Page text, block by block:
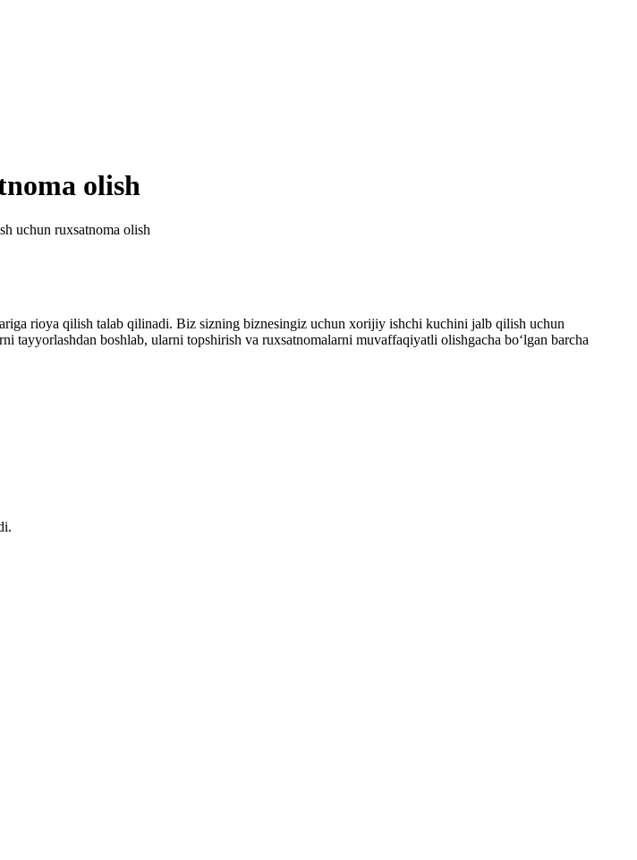
olish
uchun ruxsatnoma olish
rioya qilish talab qilinadi. Biz sizning biznesingiz uchun xorijiy ishchi kuchini jalb qilish uchun
boshlab, ularni topshirish va ruxsatnomalarni muvaffaqiyatli olishgacha boʻlgan barcha